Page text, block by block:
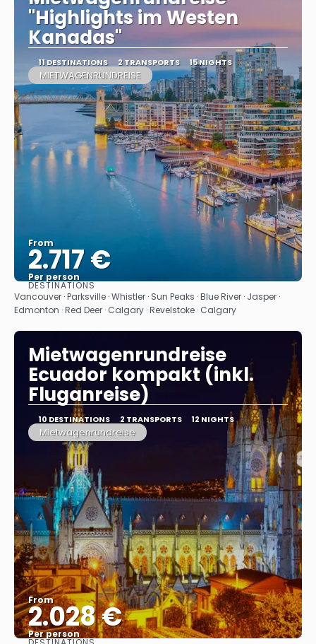
"Highlights im Westen
Kanadas"
11 DESTINATIONS 2 TRANSPORTS 15 NIGHTS
MIETWAGENRUNDREISE
From
2.717 €
Per person
See
DESTINATIONS
Vancouver · Parksville · Whistler · Sun Peaks · Blue River · Jasper ·
Edmonton · Red Deer · Calgary · Revelstoke · Calgary
Mietwagenrundreise
Ecuador kompakt (inkl.
Fluganreise)
10 DESTINATIONS 2 TRANSPORTS 12 NIGHTS
Mietwagenrundreise
From
2.028 €
Per person